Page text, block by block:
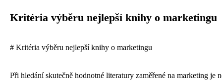
Kritéria výběru nejlepší knihy o marketingu
# Kritéria výběru nejlepší knihy o marketingu
Při hledání skutečně hodnotné literatury zaměřené na marketing je